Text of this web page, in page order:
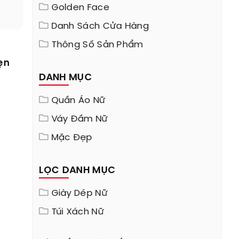
Golden Face
Danh Sách Cửa Hàng
Thông Số Sản Phẩm
DANH MỤC
Quần Áo Nữ
Váy Đầm Nữ
Mặc Đẹp
LỌC DANH MỤC
Giày Dép Nữ
Túi Xách Nữ